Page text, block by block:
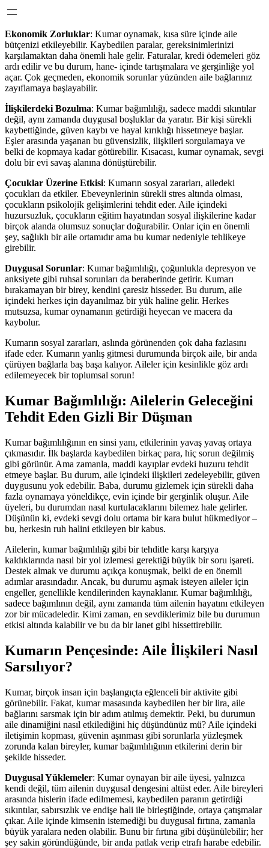
Ekonomik Zorluklar: Kumar oynamak, kısa süre içinde aile
bütçenizi etkileyebilir. Kaybedilen paralar, gereksinimlerinizi
karşılamaktan daha önemli hale gelir. Faturalar, kredi ödemeleri göz
ardı edilir ve bu durum, hane­- içinde tartışmalara ve gerginliğe yol
açar. Çok geçmeden, ekonomik sorunlar yüzünden aile bağlarınız
zayıflamaya başlayabilir.
İlişkilerdeki Bozulma: Kumar bağımlılığı, sadece maddi sıkıntılar
değil, aynı zamanda duygusal boşluklar da yaratır. Bir kişi sürekli
kaybettiğinde, güven kaybı ve hayal kırıklığı hissetmeye başlar.
Eşler arasında yaşanan bu güvensizlik, ilişkileri sorgulamaya ve
belki de kopmaya kadar götürebilir. Kısacası, kumar oynamak, sevgi
dolu bir evi savaş alanına dönüştürebilir.
Çocuklar Üzerine Etkisi: Kumarın sosyal zararları, ailedeki
çocukları da etkiler. Ebeveynlerinin sürekli stres altında olması,
çocukların psikolojik gelişimlerini tehdit eder. Aile içindeki
huzursuzluk, çocukların eğitim hayatından sosyal ilişkilerine kadar
birçok alanda olumsuz sonuçlar doğurabilir. Onlar için en önemli
şey, sağlıklı bir aile ortamıdır ama bu kumar nedeniyle tehlikeye
girebilir.
Duygusal Sorunlar: Kumar bağımlılığı, çoğunlukla depresyon ve
anksiyete gibi ruhsal sorunları da beraberinde getirir. Kumarı
bırakamayan bir birey, kendini çaresiz hisseder. Bu durum, aile
içindeki herkes için dayanılmaz bir yük haline gelir. Herkes
mutsuzsa, kumar oynamanın getirdiği heyecan ve macera da
kaybolur.
Kumarın sosyal zararları, aslında görünenden çok daha fazlasını
ifade eder. Kumarın yanlış gitmesi durumunda birçok aile, bir anda
çürüyen bağlarla baş başa kalıyor. Aileler için kesinlikle göz ardı
edilemeyecek bir toplumsal sorun!
Kumar Bağımlılığı: Ailelerin Geleceğini
Tehdit Eden Gizli Bir Düşman
Kumar bağımlılığının en sinsi yanı, etkilerinin yavaş yavaş ortaya
çıkmasıdır. İlk başlarda kaybedilen birkaç para, hiç sorun değilmiş
gibi görünür. Ama zamanla, maddi kayıplar evdeki huzuru tehdit
etmeye başlar. Bu durum, aile içindeki ilişkileri zedeleyebilir, güven
duygusunu yok edebilir. Baba, durumu gizlemek için sürekli daha
fazla oynamaya yöneldikçe, evin içinde bir gerginlik oluşur. Aile
üyeleri, bu durumdan nasıl kurtulacaklarını bilemez hale gelirler.
Düşünün ki, evdeki sevgi dolu ortama bir kara bulut hükmediyor –
bu, herkesin ruh halini etkileyen bir kabus.
Ailelerin, kumar bağımlılığı gibi bir tehditle karşı karşıya
kaldıklarında nasıl bir yol izlemesi gerektiği büyük bir soru işareti.
Destek almak ve durumu açıkça konuşmak, belki de en önemli
adımlar arasındadır. Ancak, bu durumu aşmak isteyen aileler için
engeller, genellikle kendilerinden kaynaklanır. Kumar bağımlılığı,
sadece bağımlının değil, aynı zamanda tüm ailenin hayatını etkileyen
zor bir mücadeledir. Kimi zaman, en sevdiklerimiz bile bu durumun
etkisi altında kalabilir ve bu da bir lanet gibi hissettirebilir.
Kumarın Pençesinde: Aile İlişkileri Nasıl
Sarsılıyor?
Kumar, birçok insan için başlangıçta eğlenceli bir aktivite gibi
görünebilir. Fakat, kumar masasında kaybedilen her bir lira, aile
bağlarını sarsmak için bir adım atılmış demektir. Peki, bu durumun
aile dinamiğini nasıl etkilediğini hiç düşündünüz mü? Aile içindeki
iletişimin kopması, güvenin aşınması gibi sorunlarla yüzleşmek
zorunda kalan bireyler, kumar bağımlılığının etkilerini derin bir
şekilde hisseder.
Duygusal Yüklemeler: Kumar oynayan bir aile üyesi, yalnızca
kendi değil, tüm ailenin duygusal dengesini altüst eder. Aile bireyleri
arasında hislerin ifade edilmemesi, kaybedilen paranın getirdiği
sıkıntılar, sabırsızlık ve endişe hali ile birleştiğinde, ortaya çatışmalar
çıkar. Aile içinde kimsenin istemediği bu duygusal fırtına, zamanla
büyük yaralara neden olabilir. Bunu bir fırtına gibi düşünülebilir; her
şey sakin göründüğünde, bir anda patlak verip etrafı harabe edebilir.